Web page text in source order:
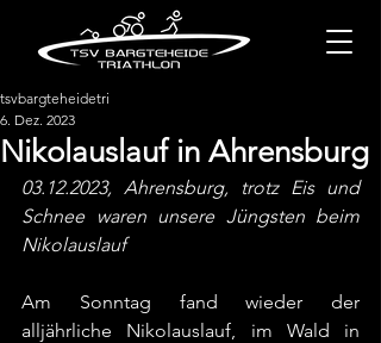
Nikolauslauf in Ahrensburg
tsvbargteheidetri
6. Dez. 2023
03.12.2023, Ahrensburg, trotz Eis und
Schnee waren unsere Jüngsten beim
Nikolauslauf
Am Sonntag fand wieder der
alljährliche Nikolauslauf, im Wald in